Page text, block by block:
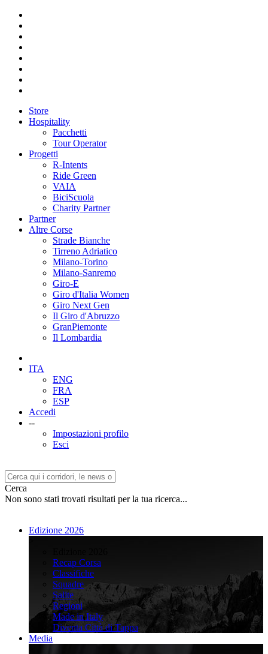
Store
Hospitality
Pacchetti
Tour Operator
Progetti
R-Intents
Ride Green
VAIA
BiciScuola
Charity Partner
Partner
Altre Corse
Strade Bianche
Tirreno Adriatico
Milano-Torino
Milano-Sanremo
Giro-E
Giro d'Italia Women
Giro Next Gen
Il Giro d'Abruzzo
GranPiemonte
Il Lombardia
ITA
ENG
FRA
ESP
Accedi
--
Impostazioni profilo
Esci
Cerca
Non sono stati trovati risultati per la tua ricerca...
Edizione 2026
Recap Corsa
Classifiche
Squadre
Salite
Regioni
Made in Italy
Diventa Città di Tappa
Media